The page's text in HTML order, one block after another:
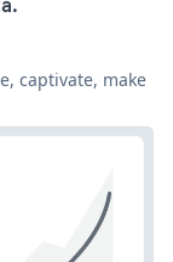
captivate, make